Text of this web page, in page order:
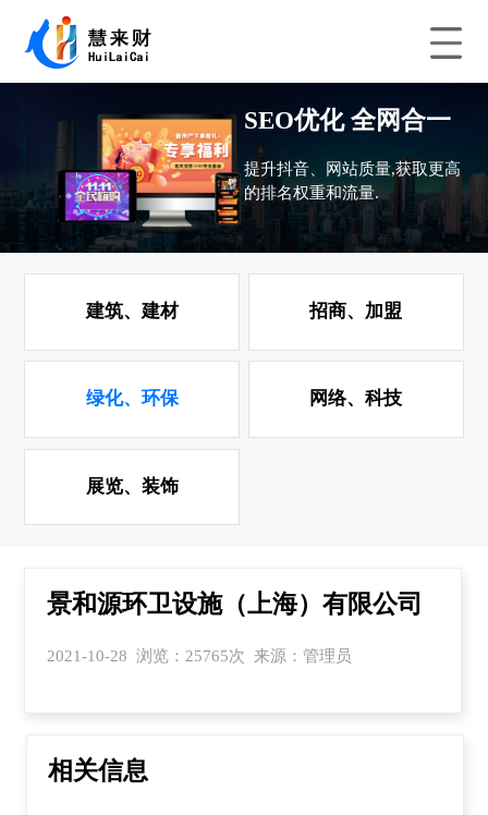
SEO优化 全网合一
提升抖音、网站质量,获取更高
的排名权重和流量.
建筑、建材 招商、加盟
绿化、环保 网络、科技
展览、装饰
景和源环卫设施（上海）有限公司
2021-10-28 浏览：25765次 来源：管理员
相关信息